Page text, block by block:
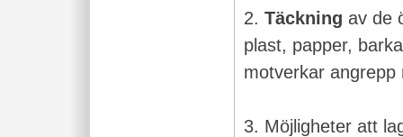
2. Täckning av de
plast, papper,
motverkar
3. Möjligheter att